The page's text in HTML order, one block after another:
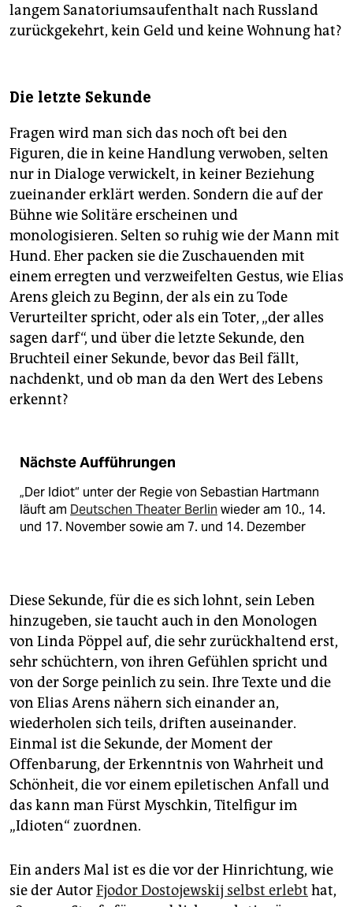
langem Sanatoriumsaufenthalt nach Russland
zurückgekehrt, kein Geld und keine Wohnung hat?
Die letzte Sekunde
Fragen wird man sich das noch oft bei den
Figuren, die in keine Handlung verwoben, selten
nur in Dialoge verwickelt, in keiner Beziehung
zueinander erklärt werden. Sondern die auf der
Bühne wie Solitäre erscheinen und
monologisieren. Selten so ruhig wie der Mann mit
Hund. Eher packen sie die Zuschauenden mit
einem erregten und verzweifelten Gestus, wie Elias
Arens gleich zu Beginn, der als ein zu Tode
Verurteilter spricht, oder als ein Toter, „der alles
sagen darf“, und über die letzte Sekunde, den
Bruchteil einer Sekunde, bevor das Beil fällt,
nachdenkt, und ob man da den Wert des Lebens
erkennt?
Nächste Aufführungen
„Der Idiot“ unter der Regie von Sebastian Hartmann
läuft am Deutschen Theater Berlin wieder am 10., 14.
und 17. November sowie am 7. und 14. Dezember
Diese Sekunde, für die es sich lohnt, sein Leben
hinzugeben, sie taucht auch in den Monologen
von Linda Pöppel auf, die sehr zurückhaltend erst,
sehr schüchtern, von ihren Gefühlen spricht und
von der Sorge peinlich zu sein. Ihre Texte und die
von Elias Arens nähern sich einander an,
wiederholen sich teils, driften auseinander.
Einmal ist die Sekunde, der Moment der
Offenbarung, der Erkenntnis von Wahrheit und
Schönheit, die vor einem epiletischen Anfall und
das kann man Fürst Myschkin, Titelfigur im
„Idioten“ zuordnen.
Ein anders Mal ist es die vor der Hinrichtung, wie
sie der AutorFjodor Dostojewskij selbst erlebt hat,